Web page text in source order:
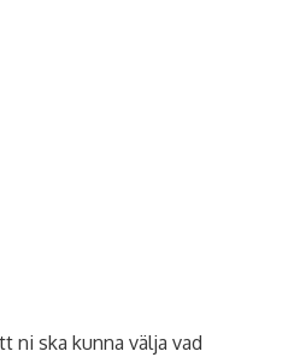
ska kunna välja vad